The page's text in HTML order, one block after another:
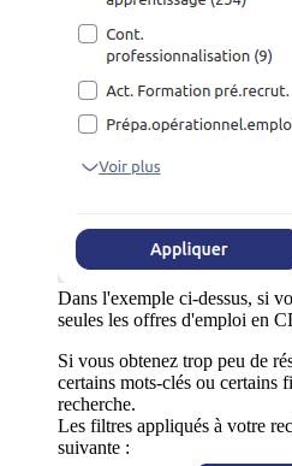
Dans l'exemple ci-dessus, si
seules les offres d'emploi en
Si vous obtenez trop peu de
certains mots-clés ou certains
recherche.
Les filtres appliqués à votre
suivante :